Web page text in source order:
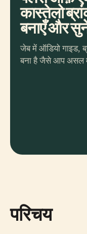
कास्तेलो
बनाएँ और
जेब में ऑडियो गाइड,
बना है जैसे आप असल
परिचय